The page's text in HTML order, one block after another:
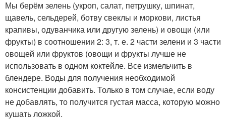
Мы берём зелень (укроп, салат, петрушку, шпинат,
щавель, сельдерей, ботву свеклы и моркови, листья
крапивы, одуванчика или другую зелень) и овощи (или
фрукты) в соотношении 2: 3, т. е. 2 части зелени и 3 части
овощей или фруктов (овощи и фрукты лучше не
использовать в одном коктейле. Все измельчить в
блендере. Воды для получения необходимой
консистенции добавить. Только в том случае, если воду
не добавлять, то получится густая масса, которую можно
кушать ложкой.